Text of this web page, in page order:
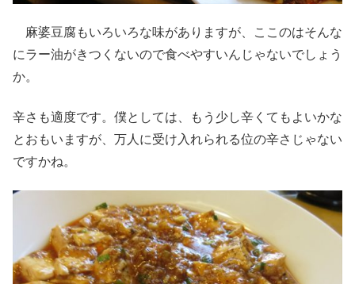
麻婆豆腐もいろいろな味がありますが、ここのはそんな
にラー油がきつくないので食べやすいんじゃないでしょう
か。
辛さも適度です。僕としては、もう少し辛くてもよいかな
とおもいますが、万人に受け入れられる位の辛さじゃない
ですかね。